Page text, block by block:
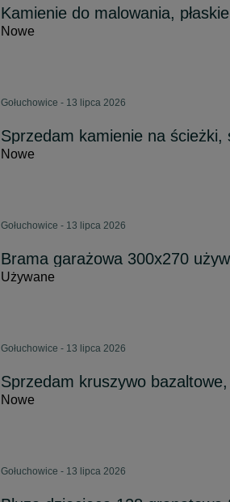
Kamienie do malowania,
Nowe
Gołuchowice - 13 lipca 2026
Sprzedam kamienie na
Nowe
Gołuchowice - 13 lipca 2026
Brama garażowa 300x270
Używane
Gołuchowice - 13 lipca 2026
Sprzedam kruszywo
Nowe
Gołuchowice - 13 lipca 2026